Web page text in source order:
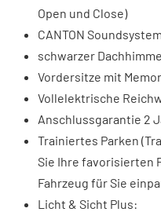
Open und Close)
CANTON Soundsystem
schwarzer
Vordersitze mit
Vollelektrische
Anschlussgarantie 2
Trainiertes Parken
Sie Ihre favorisierten
Fahrzeug für Sie
Licht & Sicht Plus: